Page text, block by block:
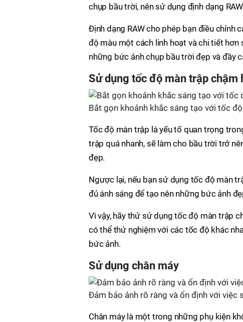
chụp bầu trời, nên sử dụng định dạng
Định dạng RAW cho phép bạn điều chỉnh
độ màu một cách linh hoạt và chi tiết hơn
những bức ảnh chụp bầu trời đẹp và đầy
Sử dụng tốc độ màn trập chậm
Bắt gọn khoảnh khắc sáng tạo với tốc
Tốc độ màn trập là yếu tố quan trọng
trập quá nhanh, sẽ làm cho bầu trời trở
đẹp.
Ngược lại, nếu bạn sử dụng tốc độ màn
đủ ánh sáng để tạo nên những bức ảnh
Vì vậy, hãy thử sử dụng tốc độ màn trập
có thể thử nghiệm với các tốc độ khác
bức ảnh.
Sử dụng chân máy
Đảm bảo ảnh rõ ràng và ổn định với việc
Chân máy là một trong những phụ kiện